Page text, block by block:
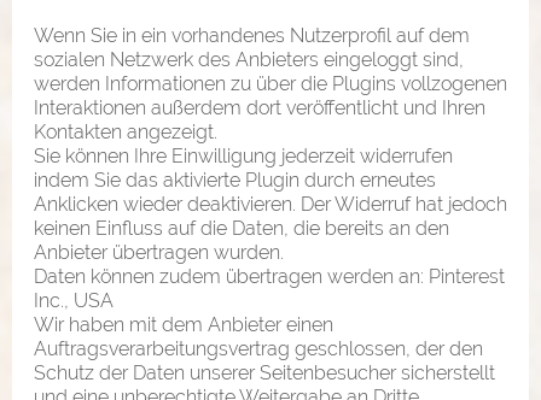
Wenn Sie in ein vorhandenes Nutzerprofil auf dem
sozialen Netzwerk des Anbieters eingeloggt sind,
werden Informationen zu über die Plugins vollzogenen
Interaktionen außerdem dort veröffentlicht und Ihren
Kontakten angezeigt.
Sie können Ihre Einwilligung jederzeit widerrufen
indem Sie das aktivierte Plugin durch erneutes
Anklicken wieder deaktivieren. Der Widerruf hat jedoch
keinen Einfluss auf die Daten, die bereits an den
Anbieter übertragen wurden.
Daten können zudem übertragen werden an: Pinterest
Inc., USA
Wir haben mit dem Anbieter einen
Auftragsverarbeitungsvertrag geschlossen, der den
Schutz der Daten unserer Seitenbesucher sicherstellt